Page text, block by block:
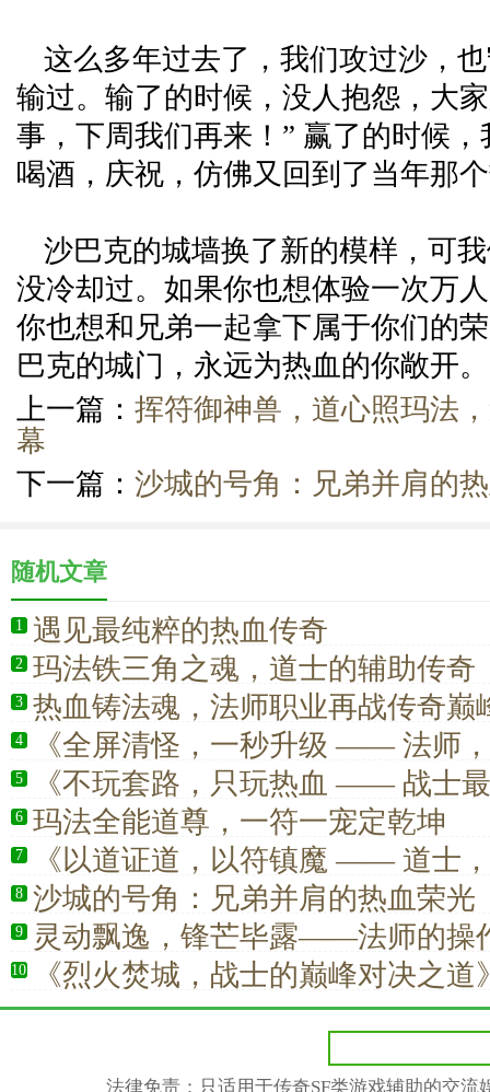
这么多年过去了，我们攻过沙，
输过。输了的时候，没人抱怨，大
事，下周我们再来！” 赢了的时候
喝酒，庆祝，仿佛又回到了当年那
沙巴克的城墙换了新的模样，可
没冷却过。如果你也想体验一次万
你也想和兄弟一起拿下属于你们的
巴克的城门，永远为热血的你敞开。
上一篇： 挥符御神兽，道心照玛法
幕
下一篇： 沙城的号角：兄弟并肩的
随机文章
1 遇见最纯粹的热血传奇
2 玛法铁三角之魂，道士的辅助传奇
3 热血铸法魂，法师职业再战传奇巅
4
《全屏清怪，一秒升级 —— 法师
花板！》
5
《不玩套路，只玩热血 —— 战士
快乐》
6 玛法全能道尊，一符一宠定乾坤
7
《以道证道，以符镇魔 —— 道士
低估的真正强者》
8 沙城的号角：兄弟并肩的热血荣光
9
灵动飘逸，锋芒毕露——法师的操
血信仰
10 《烈火焚城，战士的巅峰对决之道
法律免责：只适用于传奇SF类游戏辅助的交